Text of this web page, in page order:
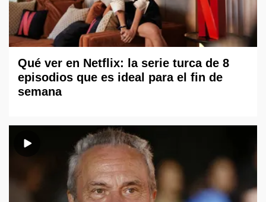
Qué ver en Netflix: la serie turca de 8
episodios que es ideal para el fin de
semana